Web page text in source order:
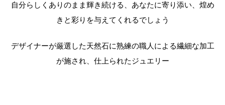
自分らしくありのまま輝き続ける、あなたに寄り添い、煌め
きと彩りを与えてくれるでしょう
デザイナーが厳選した天然石に熟練の職人による繊細な加工
が施され、 仕上られたジュエリー